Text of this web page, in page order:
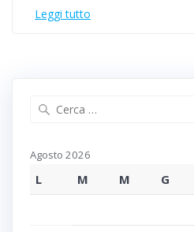
Leggi tutto
Agosto 2026
L M M G